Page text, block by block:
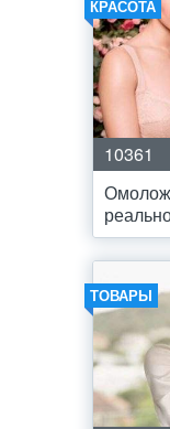
КРАСОТА
10361
ТОВАРЫ